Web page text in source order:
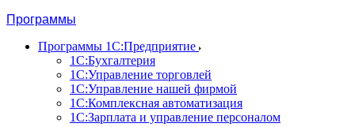
Программы
Программы 1С:Предприятие
1С:Бухгалтерия
1С:Управление торговлей
1С:Управление нашей фирмой
1С:Комплексная автоматизация
1С:Зарплата и управление персоналом